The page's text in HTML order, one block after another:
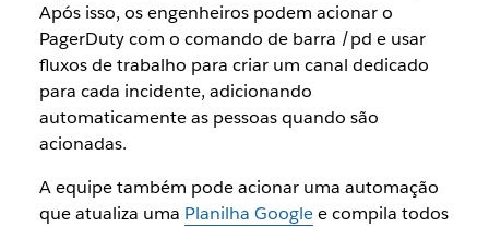
Após isso, os engenheiros podem acionar o
PagerDuty com o comando de barra /pd e usar
fluxos de trabalho para criar um canal dedicado
para cada incidente, adicionando
automaticamente as pessoas quando são
acionadas.
A equipe também pode acionar uma automação
que atualiza uma Planilha Googlee compila todos